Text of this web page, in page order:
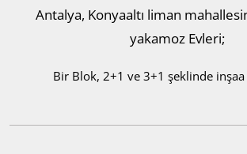
Antalya, Konyaaltı liman
yakamoz Evleri;
Bir Blok, 2+1 ve 3+1 şeklinde